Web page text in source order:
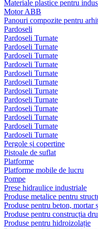
Materiale plastice pentru
Motor ABB
Panouri compozite pentru
Pardoseli
Pardoseli Turnate
Pardoseli Turnate
Pardoseli Turnate
Pardoseli Turnate
Pardoseli Turnate
Pardoseli Turnate
Pardoseli Turnate
Pardoseli Turnate
Pardoseli Turnate
Pardoseli Turnate
Pardoseli Turnate
Pardoseli Turnate
Pergole și copertine
Pistoale de suflat
Platforme
Platforme mobile de lucru
Pompe
Prese hidraulice industriale
Produse metalice pentru
Produse pentru beton, mortar
Produse pentru construcția
Produse pentru hidroizolație